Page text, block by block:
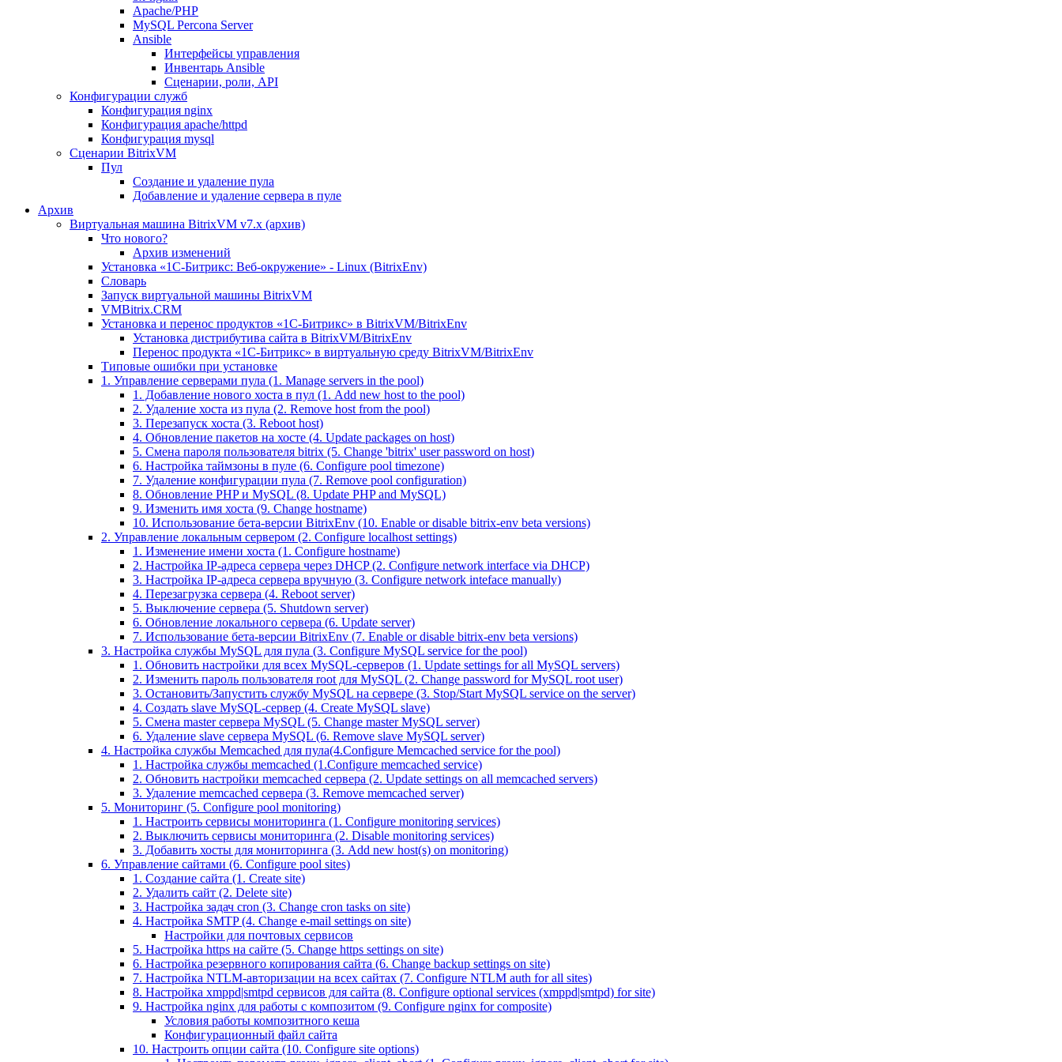
Apache/PHP
MySQL Percona Server
Ansible
Интерфейсы управления
Инвентарь Ansible
Сценарии, роли, API
Конфигурации служб
Конфигурация nginx
Конфигурация apache/httpd
Конфигурация mysql
Сценарии BitrixVM
Пул
Создание и удаление пула
Добавление и удаление сервера в пуле
Архив
Виртуальная машина BitrixVM v7.x (архив)
Что нового?
Архив изменений
Установка «1С-Битрикс: Веб-окружение» - Linux (BitrixEnv)
Словарь
Запуск виртуальной машины BitrixVM
VMBitrix.CRM
Установка и перенос продуктов «1С-Битрикс» в BitrixVM/BitrixEnv
Установка дистрибутива сайта в BitrixVM/BitrixEnv
Перенос продукта «1C-Битрикс» в виртуальную среду BitrixVM/BitrixEnv
Типовые ошибки при установке
1. Управление серверами пула (1. Manage servers in the pool)
1. Добавление нового хоста в пул (1. Add new host to the pool)
2. Удаление хоста из пула (2. Remove host from the pool)
3. Перезапуск хоста (3. Reboot host)
4. Обновление пакетов на хосте (4. Update packages on host)
5. Смена пароля пользователя bitrix (5. Change 'bitrix' user password on host)
6. Настройка таймзоны в пуле (6. Configure pool timezone)
7. Удаление конфигурации пула (7. Remove pool configuration)
8. Обновление PHP и MySQL (8. Update PHP and MySQL)
9. Изменить имя хоста (9. Change hostname)
10. Использование бета-версии BitrixEnv (10. Enable or disable bitrix-env beta versions)
2. Управление локальным сервером (2. Configure localhost settings)
1. Изменение имени хоста (1. Configure hostname)
2. Настройка IP-адреса сервера через DHCP (2. Configure network interface via DHCP)
3. Настройка IP-адреса сервера вручную (3. Configure network inteface manually)
4. Перезагрузка сервера (4. Reboot server)
5. Выключение сервера (5. Shutdown server)
6. Обновление локального сервера (6. Update server)
7. Использование бета-версии BitrixEnv (7. Enable or disable bitrix-env beta versions)
3. Настройка службы MySQL для пула (3. Configure MySQL service for the pool)
1. Обновить настройки для всех MySQL-серверов (1. Update settings for all MySQL servers)
2. Изменить пароль пользователя root для MySQL (2. Change password for MySQL root user)
3. Остановить/Запустить службу MySQL на сервере (3. Stop/Start MySQL service on the server)
4. Создать slave MySQL-сервер (4. Create MySQL slave)
5. Смена master сервера MySQL (5. Change master MySQL server)
6. Удаление slave сервера MySQL (6. Remove slave MySQL server)
4. Настройка службы Memcached для пула(4.Configure Memcached service for the pool)
1. Настройка службы memcached (1.Configure memcached service)
2. Обновить настройки memcached сервера (2. Update settings on all memcached servers)
3. Удаление memcached сервера (3. Remove memcached server)
5. Мониторинг (5. Configure pool monitoring)
1. Настроить сервисы мониторинга (1. Configure monitoring services)
2. Выключить сервисы мониторинга (2. Disable monitoring services)
3. Добавить хосты для мониторинга (3. Add new host(s) on monitoring)
6. Управление сайтами (6. Configure pool sites)
1. Создание сайта (1. Create site)
2. Удалить сайт (2. Delete site)
3. Настройка задач cron (3. Change cron tasks on site)
4. Настройка SMTP (4. Change e-mail settings on site)
Настройки для почтовых сервисов
5. Настройка https на сайте (5. Change https settings on site)
6. Настройка резервного копирования сайта (6. Change backup settings on site)
7. Настройка NTLM-авторизации на всех сайтах (7. Configure NTLM auth for all sites)
8. Настройка xmppd|smtpd сервисов для сайта (8. Configure optional services (xmppd|smtpd) for site)
9. Настройка nginx для работы с композитом (9. Configure nginx for composite)
Условия работы композитного кеша
Конфигурационный файл сайта
10. Настроить опции сайта (10. Configure site options)